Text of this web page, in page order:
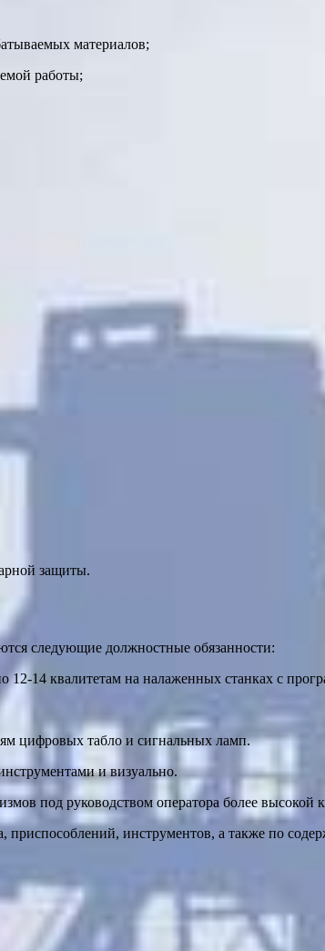
материалов;
работы;
защиты.
следующие должностные обязанности:
12-14 квалитетам на налаженных станках с
цифровых табло и сигнальных ламп.
и визуально.
под руководством оператора более высокой
приспособлений, инструментов, а также по